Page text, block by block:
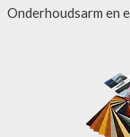
Onderhoudsarm en